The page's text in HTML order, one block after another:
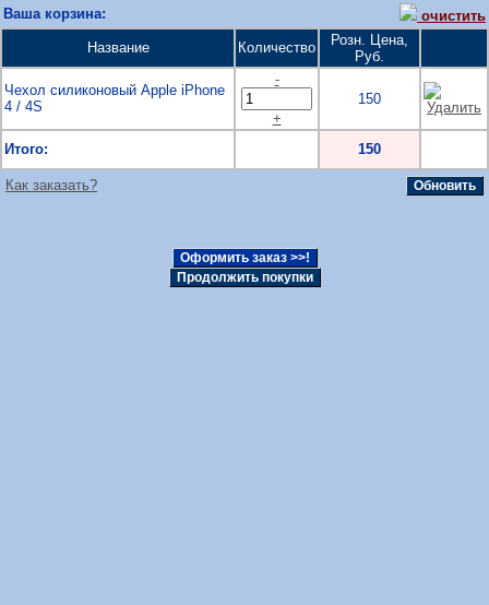
Ваша корзина:
очистить
Название
Количество
Розн. Цена,
Руб.
Чехол силиконовый Apple iPhone
4 / 4S
-
+
150
Итого: 150
Как заказать?